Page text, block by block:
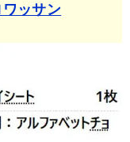
ッサン